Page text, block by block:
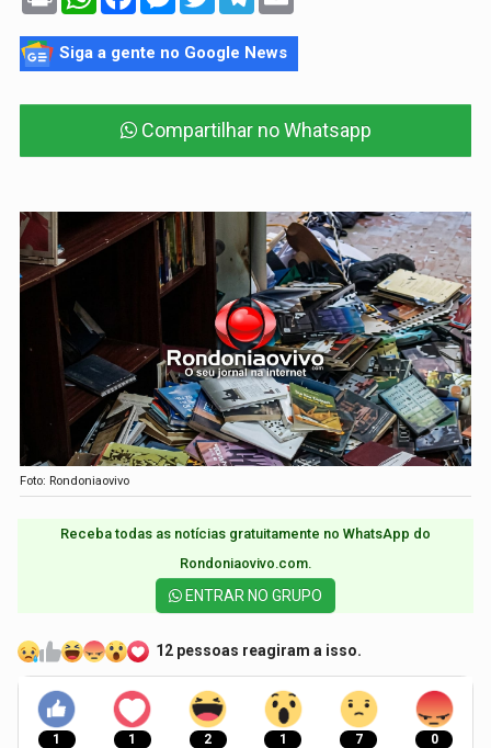
Siga a gente no Google News
Compartilhar no Whatsapp
Foto: Rondoniaovivo
Receba todas as notícias gratuitamente no WhatsApp do
Rondoniaovivo.com.​
ENTRAR NO GRUPO
12 pessoas reagiram a isso.
1 1 2 1 7 0